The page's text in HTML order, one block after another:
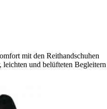
mit den Reithandschuhen
und belüfteten Begleitern